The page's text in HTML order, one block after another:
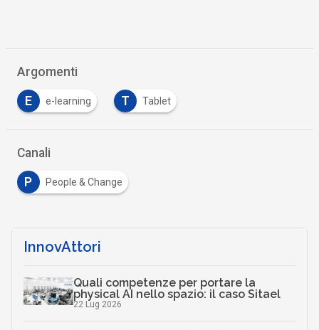
Argomenti
E e-learning T Tablet
Canali
P People & Change
InnovAttori
Quali competenze per portare la
physical AI nello spazio: il caso Sitael
22 Lug 2026